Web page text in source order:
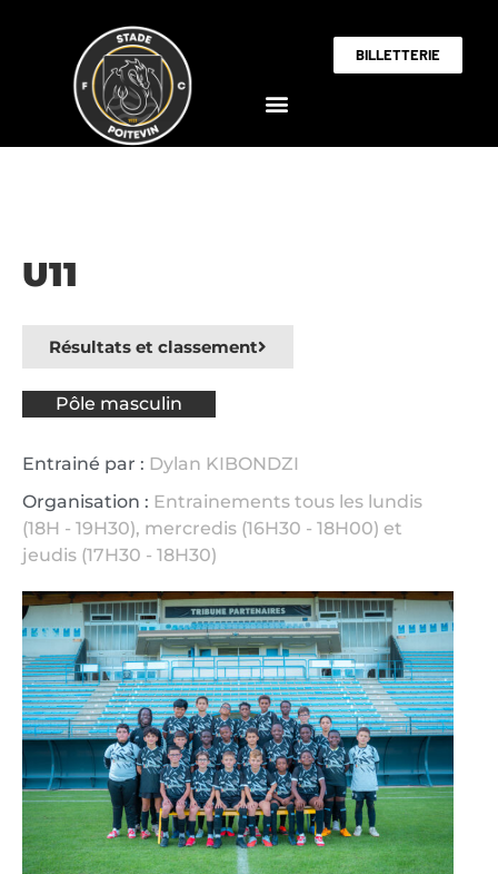
BILLETTERIE
U11
Résultats et classement
Pôle masculin
Entrainé par : Dylan KIBONDZI
Organisation : Entrainements tous les lundis
(18H - 19H30), mercredis (16H30 - 18H00) et
jeudis (17H30 - 18H30)